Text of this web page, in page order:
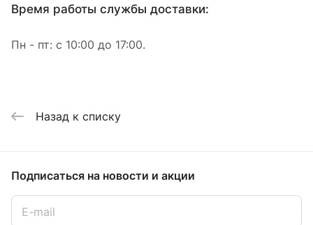
Время работы службы доставки:
Пн - пт: с 10:00 до 17:00.
Назад к списку
Подписаться на новости и акции